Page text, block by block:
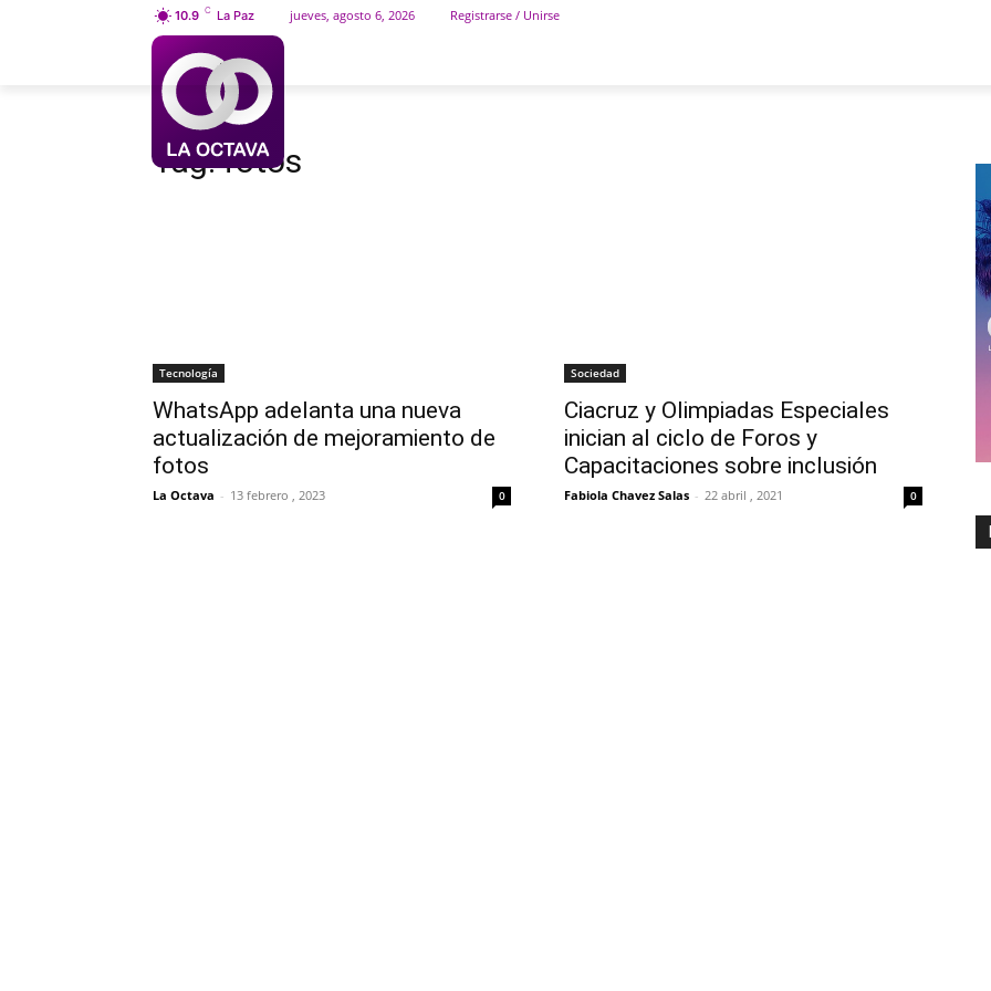
10.9 C La Paz jueves, agosto 6, 2026 Registrarse / Unirse
Etiquetas Fotos
Tag:fotos
Tecnología
WhatsApp adelanta una nueva
actualización de mejoramiento de
fotos
La Octava - 13 febrero , 2023 0
Sociedad
Ciacruz y Olimpiadas Especiales
inician al ciclo de Foros y
Capacitaciones sobre inclusión
Fabiola Chavez Salas - 22 abril , 2021 0